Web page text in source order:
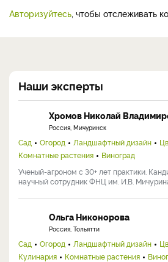
Авторизуйтесь, чтобы отслеживать
Наши эксперты
Хромов Николай
Россия, Мичуринск
Сад Огород Ландшафтный дизайн
Комнатные растения
Виноград
Ученый-агроном с 30+ лет практики.
научный сотрудник ФНЦ им. И.В. Мичурина,
Ольга Никонорова
Россия, Тольятти
Сад Огород Ландшафтный дизайн
Кулинария
Комнатные растения